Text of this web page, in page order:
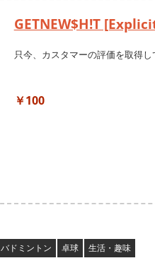
GETNEW$H!T
只今、カスタマーの評価を取得し
バドミントン 卓球 生活・趣味